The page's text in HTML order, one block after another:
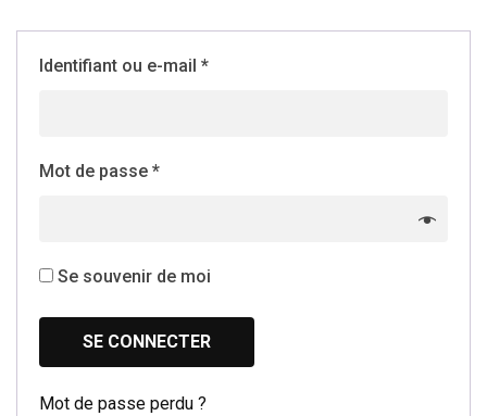
Identifiant ou e-mail *
Mot de passe *
Se souvenir de moi
SE CONNECTER
Mot de passe perdu ?